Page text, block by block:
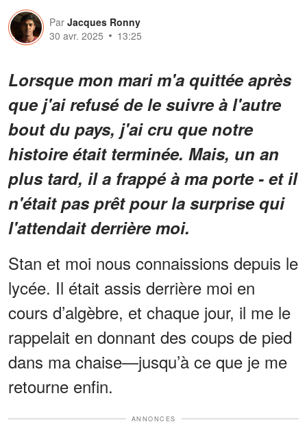
Par Jacques Ronny
30 avr. 2025
13:25
Lorsque mon mari m'a quittée après
que j'ai refusé de le suivre à l'autre
bout du pays, j'ai cru que notre
histoire était terminée. Mais, un an
plus tard, il a frappé à ma porte - et il
n'était pas prêt pour la surprise qui
l'attendait derrière moi.
Stan et moi nous connaissions depuis le
lycée. Il était assis derrière moi en
cours d’algèbre, et chaque jour, il me le
rappelait en donnant des coups de pied
dans ma chaise—jusqu’à ce que je me
retourne enfin.
ANNONCES